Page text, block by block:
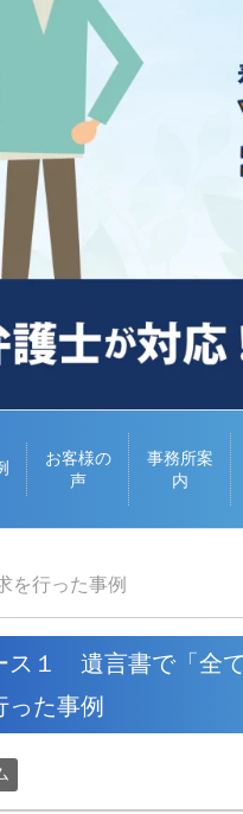
お客様の
声
事務所案
内
を行った事例
ス１ 遺言書で「全
た事例